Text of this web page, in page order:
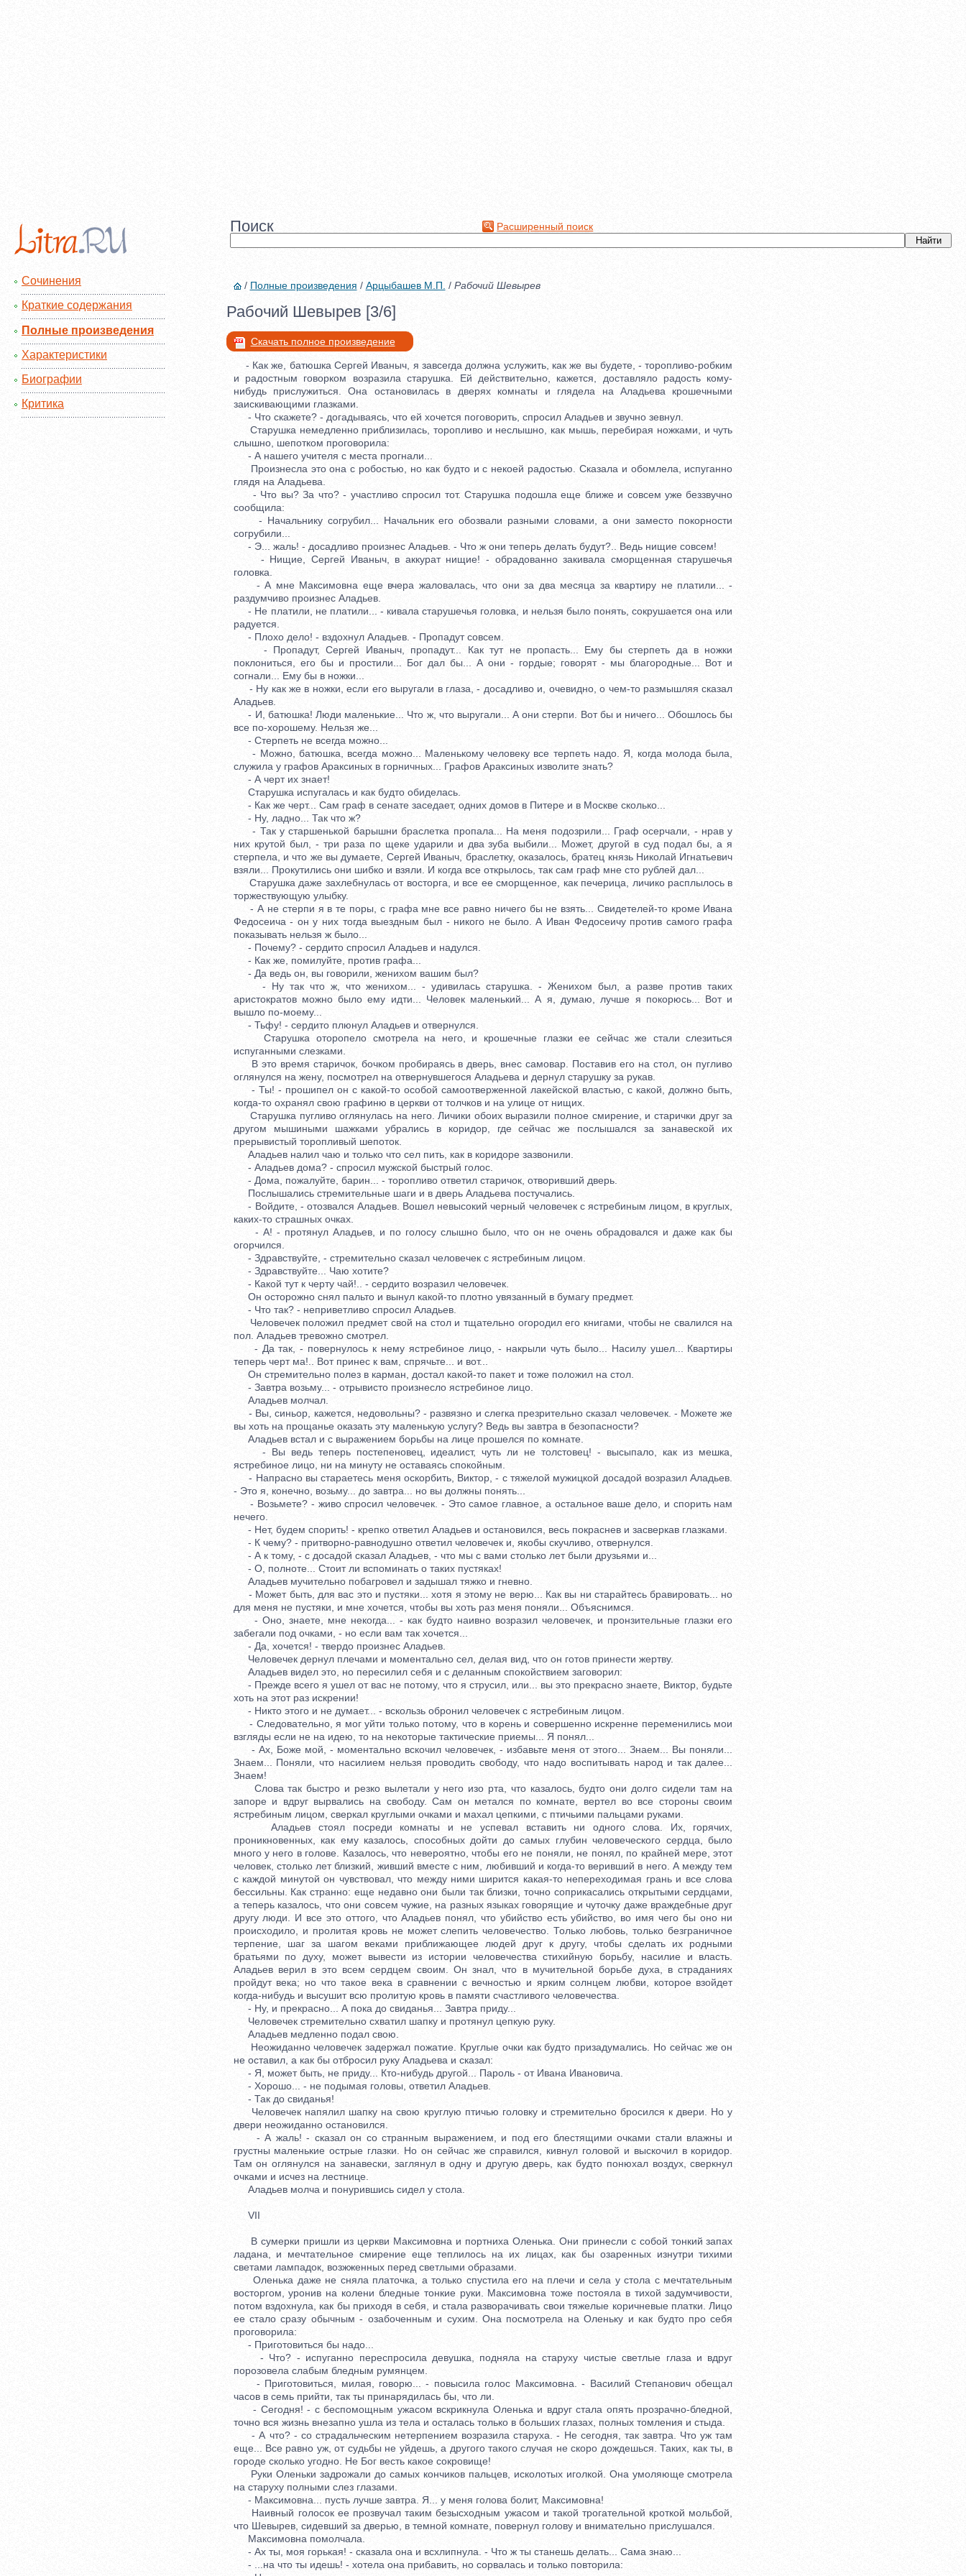
Поиск Расширенный поиск
Сочинения
Краткие содержания
Полные произведения
Характеристики
Биографии
Критика
/ Полные произведения / Арцыбашев М.П. / Рабочий Шевырев
Рабочий Шевырев [3/6]
Скачать полное произведение
- Как же, батюшка Сергей Иваныч, я завсегда должна услужить, как же вы будете, - торопливо-робким
и радостным говорком возразила старушка. Ей действительно, кажется, доставляло радость кому-
нибудь прислужиться. Она остановилась в дверях комнаты и глядела на Аладьева крошечными
заискивающими глазками.
- Что скажете? - догадываясь, что ей хочется поговорить, спросил Аладьев и звучно зевнул.
Старушка немедленно приблизилась, торопливо и неслышно, как мышь, перебирая ножками, и чуть
слышно, шепотком проговорила:
- А нашего учителя с места прогнали...
Произнесла это она с робостью, но как будто и с некоей радостью. Сказала и обомлела, испуганно
глядя на Аладьева.
- Что вы? За что? - участливо спросил тот. Старушка подошла еще ближе и совсем уже беззвучно
сообщила:
- Начальнику согрубил... Начальник его обозвали разными словами, а они заместо покорности
согрубили...
- Э... жаль! - досадливо произнес Аладьев. - Что ж они теперь делать будут?.. Ведь нищие совсем!
- Нищие, Сергей Иваныч, в аккурат нищие! - обрадованно закивала сморщенная старушечья
головка.
- А мне Максимовна еще вчера жаловалась, что они за два месяца за квартиру не платили... -
раздумчиво произнес Аладьев.
- Не платили, не платили... - кивала старушечья головка, и нельзя было понять, сокрушается она или
радуется.
- Плохо дело! - вздохнул Аладьев. - Пропадут совсем.
- Пропадут, Сергей Иваныч, пропадут... Как тут не пропасть... Ему бы стерпеть да в ножки
поклониться, его бы и простили... Бог дал бы... А они - гордые; говорят - мы благородные... Вот и
согнали... Ему бы в ножки...
- Ну как же в ножки, если его выругали в глаза, - досадливо и, очевидно, о чем-то размышляя сказал
Аладьев.
- И, батюшка! Люди маленькие... Что ж, что выругали... А они стерпи. Вот бы и ничего... Обошлось бы
все по-хорошему. Нельзя же...
- Стерпеть не всегда можно...
- Можно, батюшка, всегда можно... Маленькому человеку все терпеть надо. Я, когда молода была,
служила у графов Араксиных в горничных... Графов Араксиных изволите знать?
- А черт их знает!
Старушка испугалась и как будто обиделась.
- Как же черт... Сам граф в сенате заседает, одних домов в Питере и в Москве сколько...
- Ну, ладно... Так что ж?
- Так у старшенькой барышни браслетка пропала... На меня подозрили... Граф осерчали, - нрав у
них крутой был, - три раза по щеке ударили и два зуба выбили... Может, другой в суд подал бы, а я
стерпела, и что же вы думаете, Сергей Иваныч, браслетку, оказалось, братец князь Николай Игнатьевич
взяли... Прокутились они шибко и взяли. И когда все открылось, так сам граф мне сто рублей дал...
Старушка даже захлебнулась от восторга, и все ее сморщенное, как печерица, личико расплылось в
торжествующую улыбку.
- А не стерпи я в те поры, с графа мне все равно ничего бы не взять... Свидетелей-то кроме Ивана
Федосеича - он у них тогда выездным был - никого не было. А Иван Федосеичу против самого графа
показывать нельзя ж было...
- Почему? - сердито спросил Аладьев и надулся.
- Как же, помилуйте, против графа...
- Да ведь он, вы говорили, женихом вашим был?
- Ну так что ж, что женихом... - удивилась старушка. - Женихом был, а разве против таких
аристократов можно было ему идти... Человек маленький... А я, думаю, лучше я покорюсь... Вот и
вышло по-моему...
- Тьфу! - сердито плюнул Аладьев и отвернулся.
Старушка оторопело смотрела на него, и крошечные глазки ее сейчас же стали слезиться
испуганными слезками.
В это время старичок, бочком пробираясь в дверь, внес самовар. Поставив его на стол, он пугливо
оглянулся на жену, посмотрел на отвернувшегося Аладьева и дернул старушку за рукав.
- Ты! - прошипел он с какой-то особой самоотверженной лакейской властью, с какой, должно быть,
когда-то охранял свою графиню в церкви от толчков и на улице от нищих.
Старушка пугливо оглянулась на него. Личики обоих выразили полное смирение, и старички друг за
другом мышиными шажками убрались в коридор, где сейчас же послышался за занавеской их
прерывистый торопливый шепоток.
Аладьев налил чаю и только что сел пить, как в коридоре зазвонили.
- Аладьев дома? - спросил мужской быстрый голос.
- Дома, пожалуйте, барин... - торопливо ответил старичок, отворивший дверь.
Послышались стремительные шаги и в дверь Аладьева постучались.
- Войдите, - отозвался Аладьев. Вошел невысокий черный человечек с ястребиным лицом, в круглых,
каких-то страшных очках.
- А! - протянул Аладьев, и по голосу слышно было, что он не очень обрадовался и даже как бы
огорчился.
- Здравствуйте, - стремительно сказал человечек с ястребиным лицом.
- Здравствуйте... Чаю хотите?
- Какой тут к черту чай!.. - сердито возразил человечек.
Он осторожно снял пальто и вынул какой-то плотно увязанный в бумагу предмет.
- Что так? - неприветливо спросил Аладьев.
Человечек положил предмет свой на стол и тщательно огородил его книгами, чтобы не свалился на
пол. Аладьев тревожно смотрел.
- Да так, - повернулось к нему ястребиное лицо, - накрыли чуть было... Насилу ушел... Квартиры
теперь черт ма!.. Вот принес к вам, спрячьте... и вот...
Он стремительно полез в карман, достал какой-то пакет и тоже положил на стол.
- Завтра возьму... - отрывисто произнесло ястребиное лицо.
Аладьев молчал.
- Вы, синьор, кажется, недовольны? - развязно и слегка презрительно сказал человечек. - Можете же
вы хоть на прощанье оказать эту маленькую услугу? Ведь вы завтра в безопасности?
Аладьев встал и с выражением борьбы на лице прошелся по комнате.
- Вы ведь теперь постепеновец, идеалист, чуть ли не толстовец! - высыпало, как из мешка,
ястребиное лицо, ни на минуту не оставаясь спокойным.
- Напрасно вы стараетесь меня оскорбить, Виктор, - с тяжелой мужицкой досадой возразил Аладьев.
- Это я, конечно, возьму... до завтра... но вы должны понять...
- Возьмете? - живо спросил человечек. - Это самое главное, а остальное ваше дело, и спорить нам
нечего.
- Нет, будем спорить! - крепко ответил Аладьев и остановился, весь покраснев и засверкав глазками.
- К чему? - притворно-равнодушно ответил человечек и, якобы скучливо, отвернулся.
- А к тому, - с досадой сказал Аладьев, - что мы с вами столько лет были друзьями и...
- О, полноте... Стоит ли вспоминать о таких пустяках!
Аладьев мучительно побагровел и задышал тяжко и гневно.
- Может быть, для вас это и пустяки... хотя я этому не верю... Как вы ни старайтесь бравировать... но
для меня не пустяки, и мне хочется, чтобы вы хоть раз меня поняли... Объяснимся.
- Оно, знаете, мне некогда... - как будто наивно возразил человечек, и пронзительные глазки его
забегали под очками, - но если вам так хочется...
- Да, хочется! - твердо произнес Аладьев.
Человечек дернул плечами и моментально сел, делая вид, что он готов принести жертву.
Аладьев видел это, но пересилил себя и с деланным спокойствием заговорил:
- Прежде всего я ушел от вас не потому, что я струсил, или... вы это прекрасно знаете, Виктор, будьте
хоть на этот раз искрении!
- Никто этого и не думает... - вскользь обронил человечек с ястребиным лицом.
- Следовательно, я мог уйти только потому, что в корень и совершенно искренне переменились мои
взгляды если не на идею, то на некоторые тактические приемы... Я понял...
- Ах, Боже мой, - моментально вскочил человечек, - избавьте меня от этого... Знаем... Вы поняли...
Знаем... Поняли, что насилием нельзя проводить свободу, что надо воспитывать народ и так далее...
Знаем!
Слова так быстро и резко вылетали у него изо рта, что казалось, будто они долго сидели там на
запоре и вдруг вырвались на свободу. Сам он метался по комнате, вертел во все стороны своим
ястребиным лицом, сверкал круглыми очками и махал цепкими, с птичьими пальцами руками.
Аладьев стоял посреди комнаты и не успевал вставить ни одного слова. Их, горячих,
проникновенных, как ему казалось, способных дойти до самых глубин человеческого сердца, было
много у него в голове. Казалось, что невероятно, чтобы его не поняли, не понял, по крайней мере, этот
человек, столько лет близкий, живший вместе с ним, любивший и когда-то веривший в него. А между тем
с каждой минутой он чувствовал, что между ними ширится какая-то непереходимая грань и все слова
бессильны. Как странно: еще недавно они были так близки, точно соприкасались открытыми сердцами,
а теперь казалось, что они совсем чужие, на разных языках говорящие и чуточку даже враждебные друг
другу люди. И все это оттого, что Аладьев понял, что убийство есть убийство, во имя чего бы оно ни
происходило, и пролитая кровь не может слепить человечество. Только любовь, только безграничное
терпение, шаг за шагом веками приближающее людей друг к другу, чтобы сделать их родными
братьями по духу, может вывести из истории человечества стихийную борьбу, насилие и власть.
Аладьев верил в это всем сердцем своим. Он знал, что в мучительной борьбе духа, в страданиях
пройдут века; но что такое века в сравнении с вечностью и ярким солнцем любви, которое взойдет
когда-нибудь и высушит всю пролитую кровь в памяти счастливого человечества.
- Ну, и прекрасно... А пока до свиданья... Завтра приду...
Человечек стремительно схватил шапку и протянул цепкую руку.
Аладьев медленно подал свою.
Неожиданно человечек задержал пожатие. Круглые очки как будто призадумались. Но сейчас же он
не оставил, а как бы отбросил руку Аладьева и сказал:
- Я, может быть, не приду... Кто-нибудь другой... Пароль - от Ивана Ивановича.
- Хорошо... - не подымая головы, ответил Аладьев.
- Так до свиданья!
Человечек напялил шапку на свою круглую птичью головку и стремительно бросился к двери. Но у
двери неожиданно остановился.
- А жаль! - сказал он со странным выражением, и под его блестящими очками стали влажны и
грустны маленькие острые глазки. Но он сейчас же справился, кивнул головой и выскочил в коридор.
Там он оглянулся на занавески, заглянул в одну и другую дверь, как будто понюхал воздух, сверкнул
очками и исчез на лестнице.
Аладьев молча и понурившись сидел у стола.
VII
В сумерки пришли из церкви Максимовна и портниха Оленька. Они принесли с собой тонкий запах
ладана, и мечтательное смирение еще теплилось на их лицах, как бы озаренных изнутри тихими
светами лампадок, возжженных перед светлыми образами.
Оленька даже не сняла платочка, а только спустила его на плечи и села у стола с мечтательным
восторгом, уронив на колени бледные тонкие руки. Максимовна тоже постояла в тихой задумчивости,
потом вздохнула, как бы приходя в себя, и стала разворачивать свои тяжелые коричневые платки. Лицо
ее стало сразу обычным - озабоченным и сухим. Она посмотрела на Оленьку и как будто про себя
проговорила:
- Приготовиться бы надо...
- Что? - испуганно переспросила девушка, подняла на старуху чистые светлые глаза и вдруг
порозовела слабым бледным румянцем.
- Приготовиться, милая, говорю... - повысила голос Максимовна. - Василий Степанович обещал
часов в семь прийти, так ты принарядилась бы, что ли.
- Сегодня! - с беспомощным ужасом вскрикнула Оленька и вдруг стала опять прозрачно-бледной,
точно вся жизнь внезапно ушла из тела и осталась только в больших глазах, полных томления и стыда.
- А что? - со страдальческим нетерпением возразила старуха. - Не сегодня, так завтра. Что уж там
еще... Все равно уж, от судьбы не уйдешь, а другого такого случая не скоро дождешься. Таких, как ты, в
городе сколько угодно. Не Бог весть какое сокровище!
Руки Оленьки задрожали до самых кончиков пальцев, исколотых иголкой. Она умоляюще смотрела
на старуху полными слез глазами.
- Максимовна... пусть лучше завтра. Я... у меня голова болит, Максимовна!
Наивный голосок ее прозвучал таким безысходным ужасом и такой трогательной кроткой мольбой,
что Шевырев, сидевший за дверью, в темной комнате, повернул голову и внимательно прислушался.
Максимовна помолчала.
- Ах ты, моя горькая! - сказала она и всхлипнула. - Что ж ты станешь делать... Сама знаю...
- ...на что ты идешь! - хотела она прибавить, но сорвалась и только повторила: